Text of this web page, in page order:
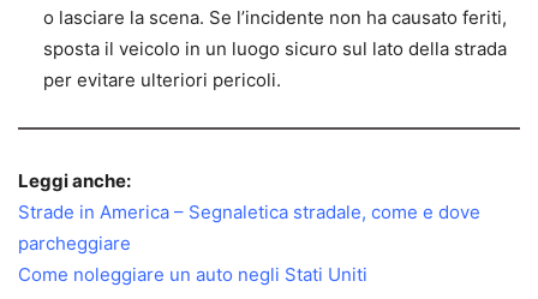
o lasciare la scena. Se l’incidente non ha causato feriti,
sposta il veicolo in un luogo sicuro sul lato della strada
per evitare ulteriori pericoli.
Leggi anche:
Strade in America – Segnaletica stradale, come e dove
parcheggiare
Come noleggiare un auto negli Stati Uniti